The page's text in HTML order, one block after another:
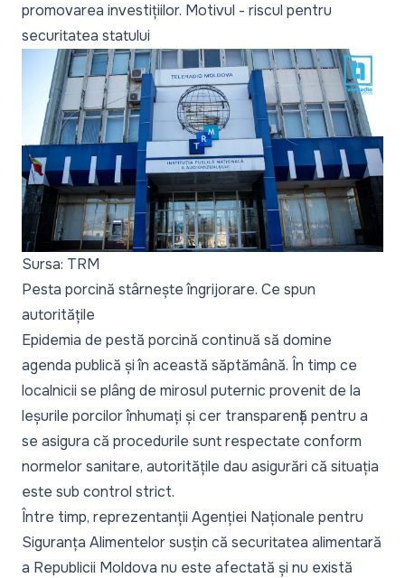
promovarea investițiilor. Motivul - riscul pentru
securitatea statului
Sursa: TRM
Pesta porcină stârnește îngrijorare. Ce spun
autoritățile
Epidemia de pestă porcină continuă să domine
agenda publică și în această săptămână. În timp ce
localnicii se plâng de mirosul puternic provenit de la
leșurile porcilor înhumați și cer transparență pentru a
se asigura că procedurile sunt respectate conform
normelor sanitare, autoritățile dau asigurări că situația
este sub control strict.
Între timp, reprezentanții Agenției Naționale pentru
Siguranța Alimentelor susțin că securitatea alimentară
a Republicii Moldova nu este afectată și nu există